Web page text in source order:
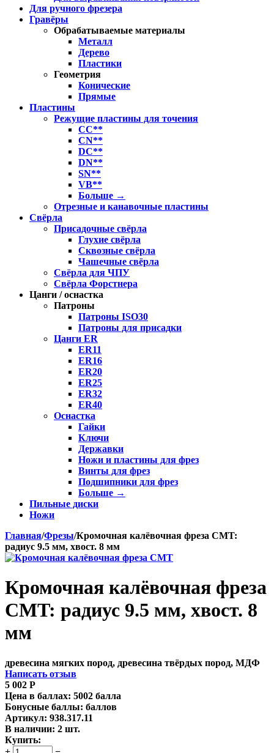
Для ручного фрезера
Гравёры
Обрабатываемые материалы
Металл
Дерево
Пластики
Геометрия
Конические
Прямые
Пластины
Режущие пластины для точения
CC**
CN**
DC**
DN**
SN**
VB**
Больше →
Отрезные и канавочные пластины
Свёрла
Присадочные свёрла
Глухие свёрла
Сквозные свёрла
Чашечные свёрла
Свёрла для ЧПУ
Свёрла Форстнера
Цанги / оснастка
Патроны
Патроны ISO30
Патроны для присадки
Цанги ER
ER11
ER16
ER20
ER25
ER32
ER40
Оснастка
Гайки
Ключи
Державки
Ножи и пластины для фрез
Винты для фрез
Подшипники для фрез
Больше →
Пильные диски
Ножи
Главная/Фрезы/Кромочная калёвочная фреза CMT:
радиус 9.5 мм, хвост. 8 мм
Кромочная калёвочная фреза
CMT: радиус 9.5 мм, хвост. 8
мм
древесина мягких пород, древесина твёрдых пород, МДФ
Написать отзыв
5 002 Р
Цена в баллах: 5002 балла
Бонусные баллы: баллов
Артикул: 938.317.11
В наличии: 2 шт.
Купить: